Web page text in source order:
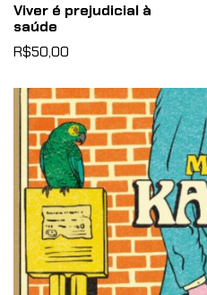
Viver é prejudicial à
saúde
R$50,00